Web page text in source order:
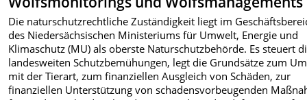
Die naturschutzrechtliche Zuständigkeit liegt im
des Niedersächsischen Ministeriums für Umwelt, Energie und
Klimaschutz (MU) als oberste Naturschutzbehörde. Es steuert
landesweiten Schutzbemühungen, legt die Grundsätze zum
mit der Tierart, zum finanziellen Ausgleich von Schäden, zur
finanziellen Unterstützung von schadensvorbeugenden